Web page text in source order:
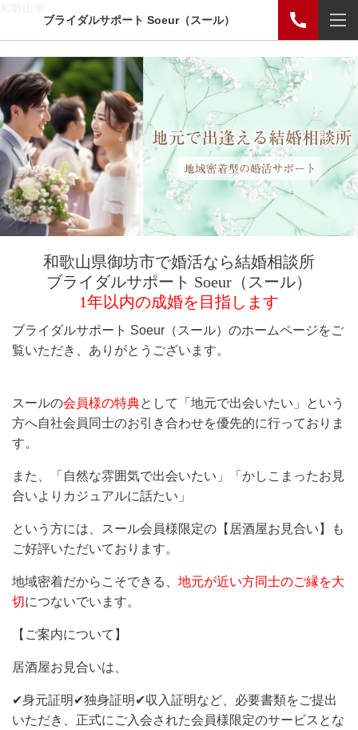
ブライダルサポート Soeur（スール）
和歌山県御坊市で婚活なら結婚相談所
ブライダルサポート Soeur （スール）
1年以内の成婚を目指します
ブライダルサポート Soeur（スール）のホームページをご
覧いただき、ありがとうございます。
スールの会員様の特典として「地元で出会いたい」という
方へ自社会員同士のお引き合わせを優先的に行っておりま
す。
また、「自然な雰囲気で出会いたい」「かしこまったお見
合いよりカジュアルに話たい」
という方には、スール会員様限定の【居酒屋お見合い】も
ご好評いただいております。
地域密着だからこそできる、 地元が近い方同士のご縁を大
切につないでいます。
【ご案内について】
居酒屋お見合いは、
✔身元証明✔独身証明✔収入証明など、必要書類をご提出
いただき、正式にご入会された会員様限定のサービスとな